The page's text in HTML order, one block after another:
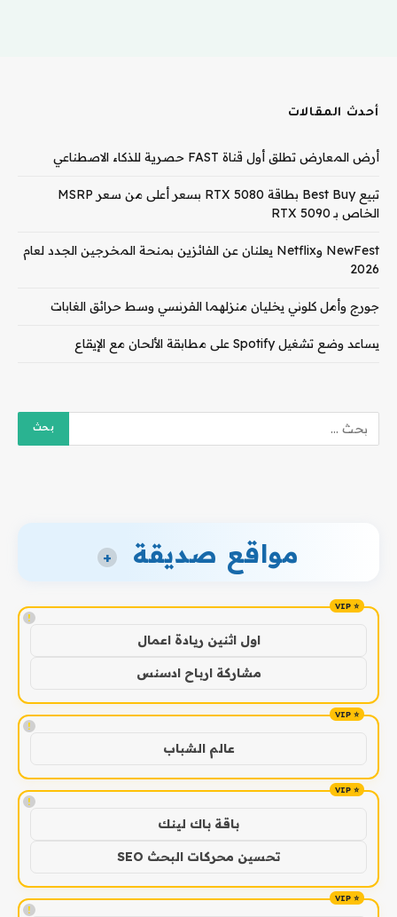
أحدث المقالات
أرض المعارض تطلق أول قناة FAST حصرية للذكاء الاصطناعي
تبيع Best Buy بطاقة RTX 5080 بسعر أعلى من سعر MSRP
الخاص بـ RTX 5090
NewFest وNetflix يعلنان عن الفائزين بمنحة المخرجين الجدد لعام
2026
جورج وأمل كلوني يخليان منزلهما الفرنسي وسط حرائق الغابات
يساعد وضع تشغيل Spotify على مطابقة الألحان مع الإيقاع
مواقع صديقة +
!
اول اثنين ريادة اعمال
مشاركة ارباح ادسنس
!
عالم الشباب
!
باقة باك لينك
تحسين محركات البحث SEO
!